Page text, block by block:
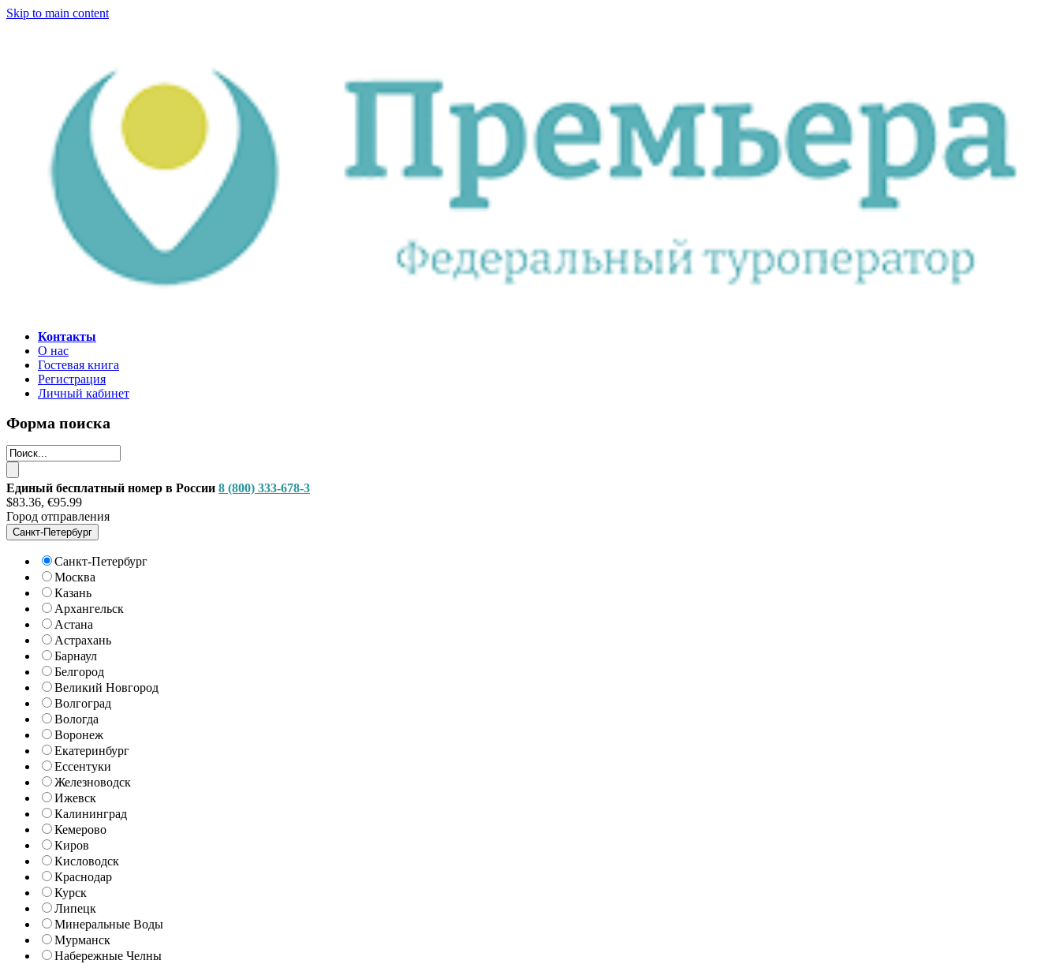
Skip to main content
Контакты
О нас
Гостевая книга
Регистрация
Личный кабинет
Форма поиска
Единый бесплатный номер в России 8 (800) 333-678-3
$83.36, €95.99
Город отправления
Санкт-Петербург
Санкт-Петербург
Москва
Казань
Архангельск
Астана
Астрахань
Барнаул
Белгород
Великий Новгород
Волгоград
Вологда
Воронеж
Екатеринбург
Ессентуки
Железноводск
Ижевск
Калининград
Кемерово
Киров
Кисловодск
Краснодар
Курск
Липецк
Минеральные Воды
Мурманск
Набережные Челны